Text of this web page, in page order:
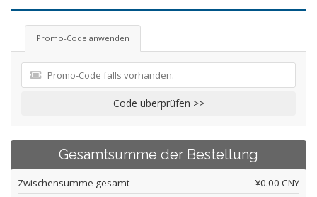
Promo-Code anwenden
Code überprüfen >>
Gesamtsumme der Bestellung
Zwischensumme gesamt ¥0.00 CNY